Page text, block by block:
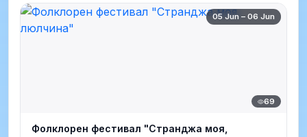
05 Jun – 06 Jun
69
Фолклорен фестивал "Странджа моя,